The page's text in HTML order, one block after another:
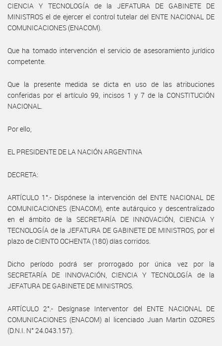
CIENCIA Y TECNOLOGÍA de la JEFATURA DE GABINETE DE
MINISTROS el de ejercer el control tutelar del ENTE NACIONAL DE
COMUNICACIONES (ENACOM).
Que ha tomado intervención el servicio de asesoramiento jurídico
competente.
Que la presente medida se dicta en uso de las atribuciones
conferidas por el artículo 99, incisos 1 y 7 de la CONSTITUCIÓN
NACIONAL.
Por ello,
EL PRESIDENTE DE LA NACIÓN ARGENTINA
DECRETA:
ARTÍCULO 1°.- Dispónese la intervención del ENTE NACIONAL DE
COMUNICACIONES (ENACOM), ente autárquico y descentralizado
en el ámbito de la SECRETARÍA DE INNOVACIÓN, CIENCIA Y
TECNOLOGÍA de la JEFATURA DE GABINETE DE MINISTROS, por el
plazo de CIENTO OCHENTA (180) días corridos.
Dicho período podrá ser prorrogado por única vez por la
SECRETARÍA DE INNOVACIÓN, CIENCIA Y TECNOLOGÍA de la
JEFATURA DE GABINETE DE MINISTROS.
ARTÍCULO 2°.- Desígnase Interventor del ENTE NACIONAL DE
COMUNICACIONES (ENACOM) al licenciado Juan Martin OZORES
(D.N.I. N° 24.043.157).